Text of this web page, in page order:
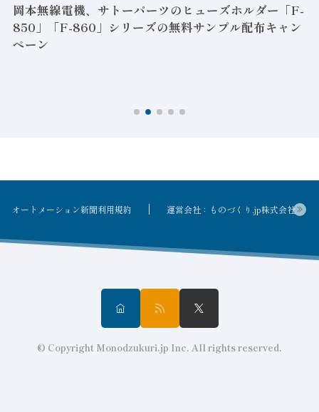
岡本無線電機、サトーパーツのヒューズホルダー「F-
850」「F-860」シリーズの無料サンプル配布キャン
ペーン
オートメーション新聞利用規約 運営会社：ものづくり.jp株式会社
© Copyright Monodzukuri.jp Inc. All rights reserved.